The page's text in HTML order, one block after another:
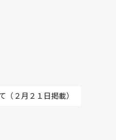
２月２１日掲載）